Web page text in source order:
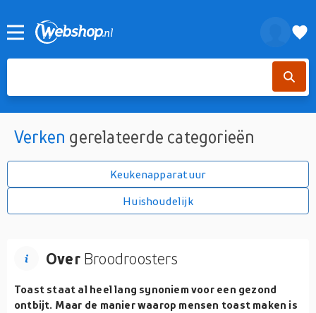
Verken gerelateerde categorieën
Keukenapparatuur
Huishoudelijk
OverBroodroosters
Toast staat al heel lang synoniem voor een gezond
ontbijt. Maar de manier waarop mensen toast maken is